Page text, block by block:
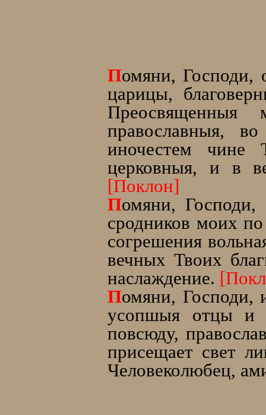
Помяни, Господи,
царицы,
Преосвященныя
православныя,
иночестем чине
церковныя, и в
[Поклон]
Помяни,
сродников моих
согрешения
вечных Твоих
наслаждение.
Помяни, Господи,
усопшыя отцы и
повсюду,
присещает свет
Человеколюбец,